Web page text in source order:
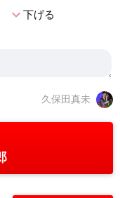
expand_more下げる
久保田真未